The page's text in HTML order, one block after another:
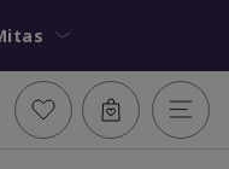
Mitas